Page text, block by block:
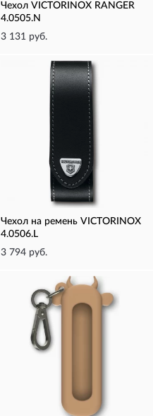
Чехол VICTORINOX RANGER
4.0505.N
3 131 руб.
Чехол на ремень VICTORINOX
4.0506.L
3 794 руб.